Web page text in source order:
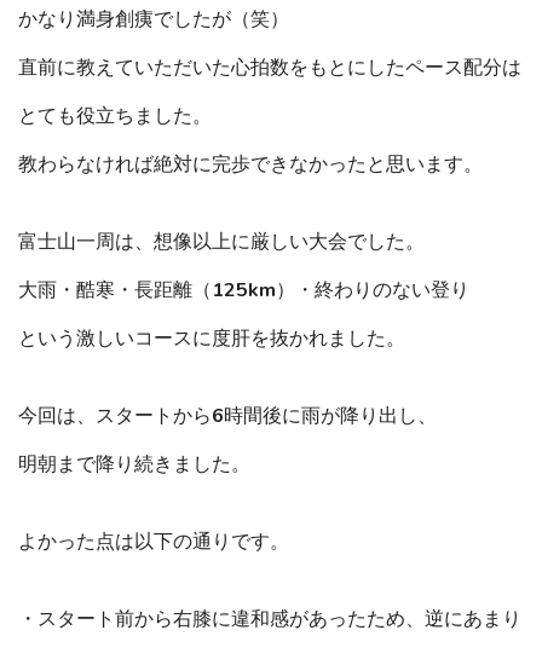
かなり満身創痍でしたが（笑）
直前に教えていただいた心拍数をもとにしたペース配分は
とても役立ちました。
教わらなければ絶対に完歩できなかったと思います。
富士山一周は、想像以上に厳しい大会でした。
大雨・酷寒・長距離（125km）・終わりのない登り
という激しいコースに度肝を抜かれました。
今回は、スタートから6時間後に雨が降り出し、
明朝まで降り続きました。
よかった点は以下の通りです。
・スタート前から右膝に違和感があったため、逆にあまり